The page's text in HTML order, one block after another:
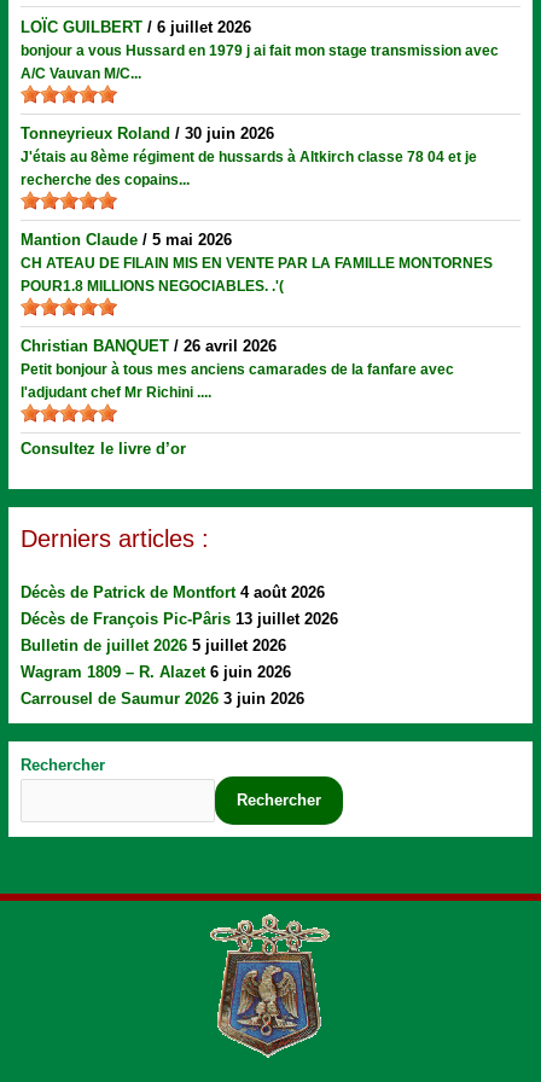
LOÏC GUILBERT /6 juillet 2026
bonjour a vous Hussard en 1979 j ai fait mon stage transmission avec
A/C Vauvan M/C...
Tonneyrieux Roland /30 juin 2026
J'étais au 8ème régiment de hussards à Altkirch classe 78 04 et je
recherche des copains...
Mantion Claude /5 mai 2026
CH ATEAU DE FILAIN MIS EN VENTE PAR LA FAMILLE MONTORNES
POUR1.8 MILLIONS NEGOCIABLES. .'(
Christian BANQUET /26 avril 2026
Petit bonjour à tous mes anciens camarades de la fanfare avec
l'adjudant chef Mr Richini ....
Consultez le livre d’or
Derniers articles :
Décès de Patrick de Montfort 4 août 2026
Décès de François Pic-Pâris 13 juillet 2026
Bulletin de juillet 2026 5 juillet 2026
Wagram 1809 – R. Alazet 6 juin 2026
Carrousel de Saumur 2026 3 juin 2026
Rechercher
Rechercher